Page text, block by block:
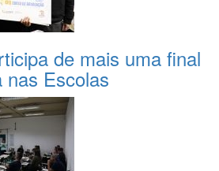
de mais uma final
nas Escolas